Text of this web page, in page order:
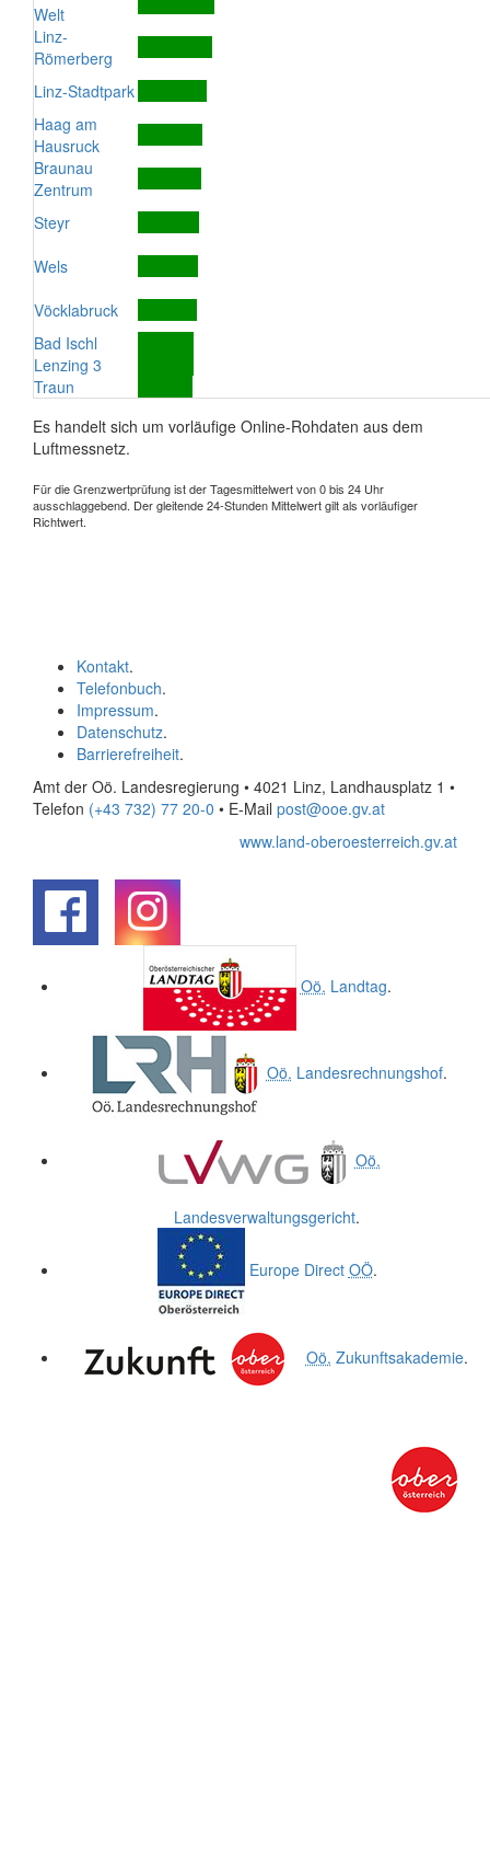
Welt
Linz-
Römerberg
Linz-Stadtpark
Haag am
Hausruck
Braunau
Zentrum
Steyr
Wels
Vöcklabruck
Bad Ischl
Lenzing 3
Traun
Es handelt sich um vorläufige Online-Rohdaten aus dem
Luftmessnetz.
Für die Grenzwertprüfung ist der Tagesmittelwert von 0 bis 24 Uhr
ausschlaggebend. Der gleitende 24-Stunden Mittelwert gilt als vorläufiger
Richtwert.
Kontakt.
Telefonbuch.
Impressum.
Datenschutz.
Barrierefreiheit.
Amt der Oö. Landesregierung • 4021 Linz, Landhausplatz 1 •
Telefon (+43 732) 77 20-0 • E-Mail post@ooe.gv.at
www.land-oberoesterreich.gv.at
Oö. Landtag.
Oö. Landesrechnungshof.
Oö.
Landesverwaltungsgericht.
Europe Direct OÖ.
Oö. Zukunftsakademie.